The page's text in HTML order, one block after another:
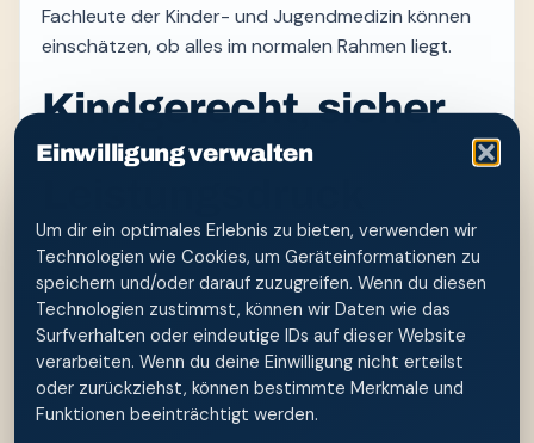
Einwilligung verwalten
Um dir ein optimales Erlebnis zu bieten, verwenden wir
Technologien wie Cookies, um Geräteinformationen zu
speichern und/oder darauf zuzugreifen. Wenn du diesen
Technologien zustimmst, können wir Daten wie das
Surfverhalten oder eindeutige IDs auf dieser Website
verarbeiten. Wenn du deine Einwilligung nicht erteilst
oder zurückziehst, können bestimmte Merkmale und
Funktionen beeinträchtigt werden.
Fachleute der Kinder- und Jugendmedizin können
einschätzen, ob alles im normalen Rahmen liegt.
Kindgerecht, sicher
und ohne
Bei Kindern geht es nicht nur um Sauberkeit,
sondern um Körpergefühl und Selbstständigkeit.
Erwachsene erklären jeden Schritt, respektieren ein
Nein und helfen so lange, wie das Kind
Unterstützung braucht. Das Trocken- und
Sauberwerden ist vor allem ein Reifungsprozess;
eine Po-Dusche kann eine Routine erleichtern,